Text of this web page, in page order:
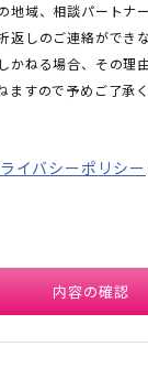
地域、相談パートナ
返しのご連絡ができ
かねる場合、その理
ますので予めご了承
イバシーポリシー
内容の確認